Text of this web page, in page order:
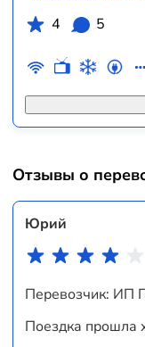
4
5
Отзывы о
Юрий
Перевозчик: ИП
Поездка прошла